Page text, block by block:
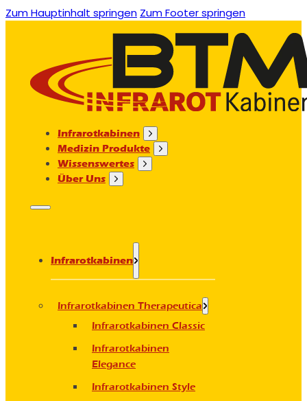
Zum Hauptinhalt springen Zum Footer springen
Infrarotkabinen
Medizin Produkte
Wissenswertes
Über Uns
Infrarotkabinen
Infrarotkabinen Therapeutica
Infrarotkabinen Classic
Infrarotkabinen
Elegance
Infrarotkabinen Style